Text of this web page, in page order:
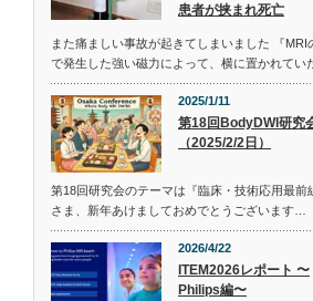
患者が挟まれ死亡
また痛ましい事故が起きてしまいました 『MRI
で発生した強い磁力によって、横に置かれてい
2025/1/11
第18回BodyDWI研究
（2025/2/2日）
第18回研究会のテーマは『臨床・技術応用最前
さま、新年あけましておめでとうございます…
2026/4/22
ITEM2026レポート 〜
Philips編〜